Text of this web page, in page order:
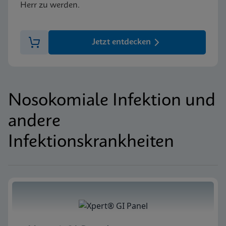
Herr zu werden.
Jetzt entdecken
Nosokomiale Infektion und
andere
Infektionskrankheiten